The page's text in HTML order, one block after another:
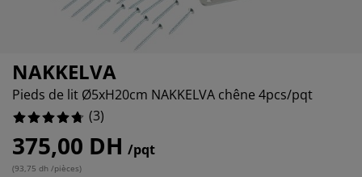
NAKKELVA
Pieds de lit Ø5xH20cm NAKKELVA chêne 4pcs/pqt
(3)
375,00 DH /pqt
(93,75 dh /pièces)